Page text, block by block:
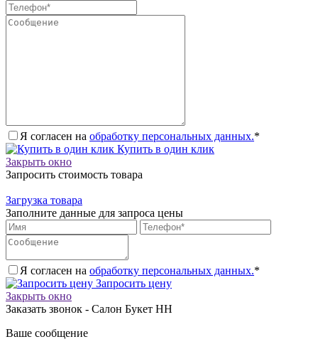
Я согласен на обработку персональных данных.*
Купить в один клик
Закрыть окно
Запросить стоимость товара
Загрузка товара
Заполните данные для запроса цены
Я согласен на обработку персональных данных.*
Запросить цену
Закрыть окно
Заказать звонок - Салон Букет НН
Ваше сообщение